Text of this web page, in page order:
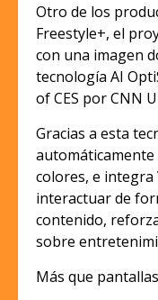
Otro de los
Freestyle+, el
con una imagen
tecnología AI
of CES por CNN
Gracias a esta
colores, e integra
interactuar de
contenido,
sobre
Más que